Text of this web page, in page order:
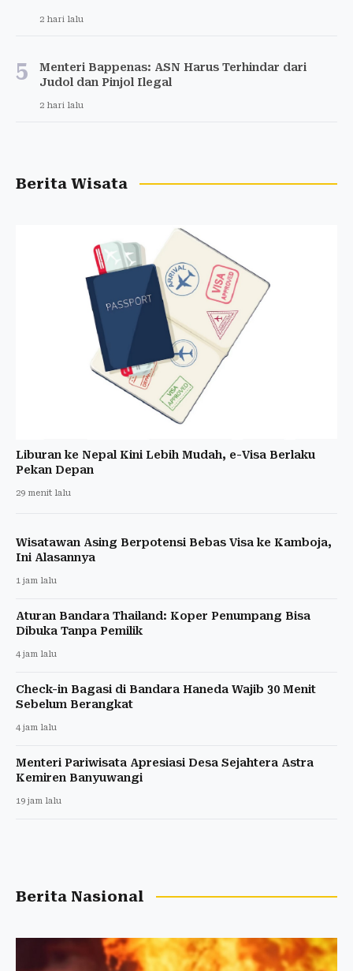
2 hari lalu
5
Menteri Bappenas: ASN Harus Terhindar dari
Judol dan Pinjol Ilegal
2 hari lalu
Berita Wisata
Liburan ke Nepal Kini Lebih Mudah, e-Visa Berlaku
Pekan Depan
29 menit lalu
Wisatawan Asing Berpotensi Bebas Visa ke Kamboja,
Ini Alasannya
1 jam lalu
Aturan Bandara Thailand: Koper Penumpang Bisa
Dibuka Tanpa Pemilik
4 jam lalu
Check-in Bagasi di Bandara Haneda Wajib 30 Menit
Sebelum Berangkat
4 jam lalu
Menteri Pariwisata Apresiasi Desa Sejahtera Astra
Kemiren Banyuwangi
19 jam lalu
Berita Nasional